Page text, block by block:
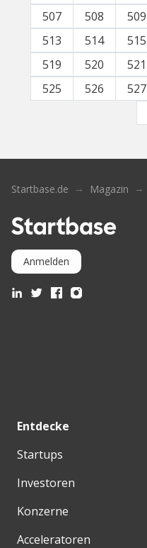
507 508 509
513
514 515
519
520 521
525
526 527
Startbase.de Magazin
Anmelden
Entdecke
Startups
Investoren
Konzerne
Acceleratoren